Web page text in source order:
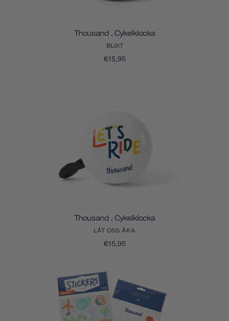
Thousand . Cykelklocka
BLIXT
€15,95
Thousand . Cykelklocka
LÅT OSS ÅKA
€15,95